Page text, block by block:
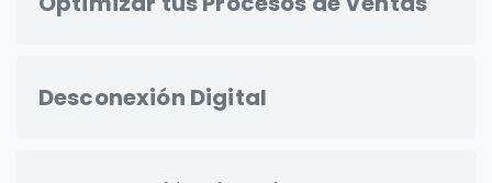
Desconexión Digital